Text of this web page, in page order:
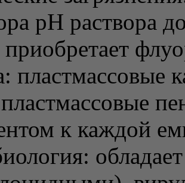
рН раствора
приобретает
пластмассовые
к каждой